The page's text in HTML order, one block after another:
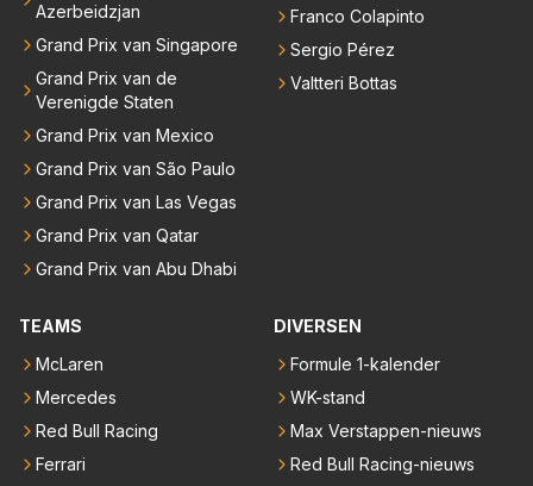
Azerbeidzjan
Grand Prix van Singapore
Grand Prix van de
Verenigde Staten
Grand Prix van Mexico
Grand Prix van São Paulo
Grand Prix van Las Vegas
Grand Prix van Qatar
Grand Prix van Abu Dhabi
Franco Colapinto
Sergio Pérez
Valtteri Bottas
TEAMS
McLaren
Mercedes
Red Bull Racing
Ferrari
DIVERSEN
Formule 1-kalender
WK-stand
Max Verstappen-nieuws
Red Bull Racing-nieuws